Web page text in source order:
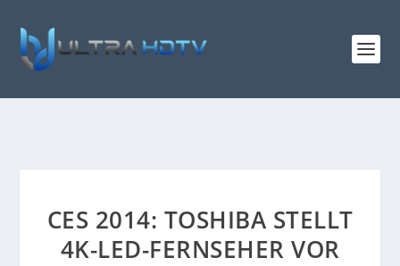
CES 2014: TOSHIBA STELLT
4K-LED-FERNSEHER VOR